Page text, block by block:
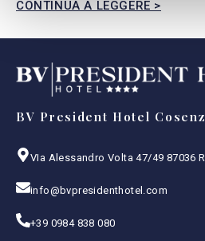
CONTINUA A LEGGERE >
BV President Hotel
VIa Alessandro Volta 47/49 87036
info@bvpresidenthotel.com
+39 0984 838 080